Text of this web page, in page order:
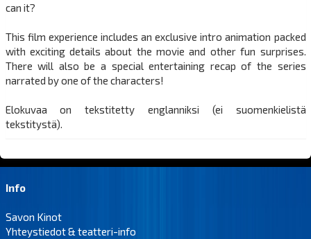
can it?
This film experience includes an exclusive intro animation packed
with exciting details about the movie and other fun surprises.
There will also be a special entertaining recap of the series
narrated by one of the characters!
Elokuvaa on tekstitetty englanniksi (ei suomenkielistä
tekstitystä).
Info
Savon Kinot
Yhteystiedot & teatteri-info